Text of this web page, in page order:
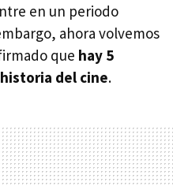
en un periodo
ahora volvemos
que hay 5
del cine.